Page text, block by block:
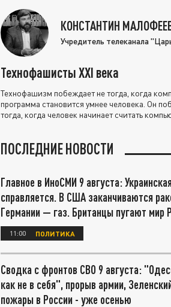
КОНСТАНТИН
Учредитель телеканала
Технофашисты XXI века
Технофашизм побеждает не тогда, когда
программа становится умнее человека. Он
тогда, когда человек начинает считать
ПОСЛЕДНИЕ НОВОСТИ
Главное в ИноСМИ 9 августа:
справляется. В США заканчиваются
Германии — газ. Британцы пугают мир
11:00 ПОЛИТИКА
Сводка с фронтов СВО 9 августа:
как не в себя", прорыв армии,
пожары в России - уже осенью